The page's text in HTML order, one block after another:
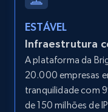
LinkedIn posts
URL, ID, User id,
text, Date
11.3K+
ESTÁVEL
Infraestrutura
A plataforma da
20.000 empresas
tranquilidade com
de 150 milhões de